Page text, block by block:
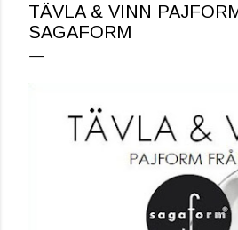
TÄVLA & VINN
SAGAFORM